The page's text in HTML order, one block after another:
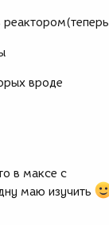
реактором(теперь
вроде
в максе с
маю изучить